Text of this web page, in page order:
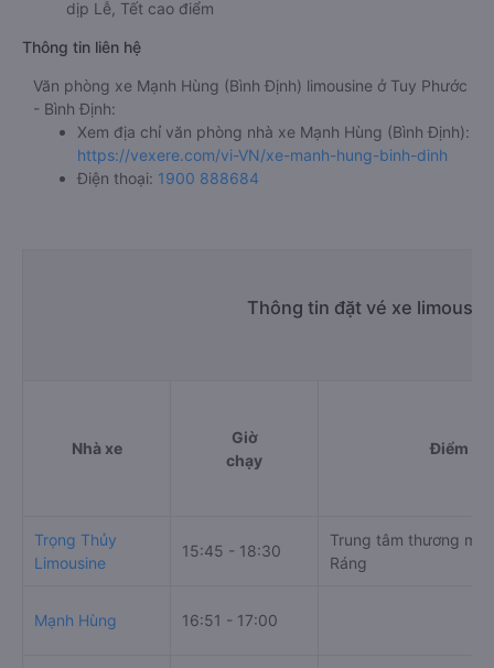
dịp Lễ, Tết cao điểm
Thông tin liên hệ
Văn phòng xe Mạnh Hùng (Bình Định) limousine ở Tuy Phước
- Bình Định:
Xem địa chỉ văn phòng nhà xe Mạnh Hùng (Bình Định):
https://vexere.com/vi-VN/xe-manh-hung-binh-dinh
Điện thoại: 1900 888684
Thông tin đặt vé xe
Nhà xe
Giờ
chạy
Điểm đi
Trọng Thủy
Limousine
15:45 - 18:30
Trung tâm thương
Ráng
Mạnh Hùng 16:51 - 17:00